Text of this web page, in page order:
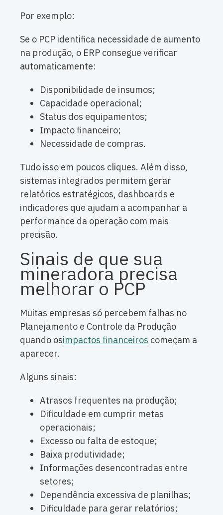
Por exemplo:
Se o PCP identifica necessidade de aumento
na produção, o ERP consegue verificar
automaticamente:
Disponibilidade de insumos;
Capacidade operacional;
Status dos equipamentos;
Impacto financeiro;
Necessidade de compras.
Tudo isso em poucos cliques. Além disso,
sistemas integrados permitem gerar
relatórios estratégicos, dashboards e
indicadores que ajudam a acompanhar a
performance da operação com mais
precisão.
Sinais de que sua
mineradora precisa
melhorar o PCP
Muitas empresas só percebem falhas no
Planejamento e Controle da Produção
quando osimpactos financeiros começam a
aparecer.
Alguns sinais:
Atrasos frequentes na produção;
Dificuldade em cumprir metas
operacionais;
Excesso ou falta de estoque;
Baixa produtividade;
Informações desencontradas entre
setores;
Dependência excessiva de planilhas;
Dificuldade para gerar relatórios;